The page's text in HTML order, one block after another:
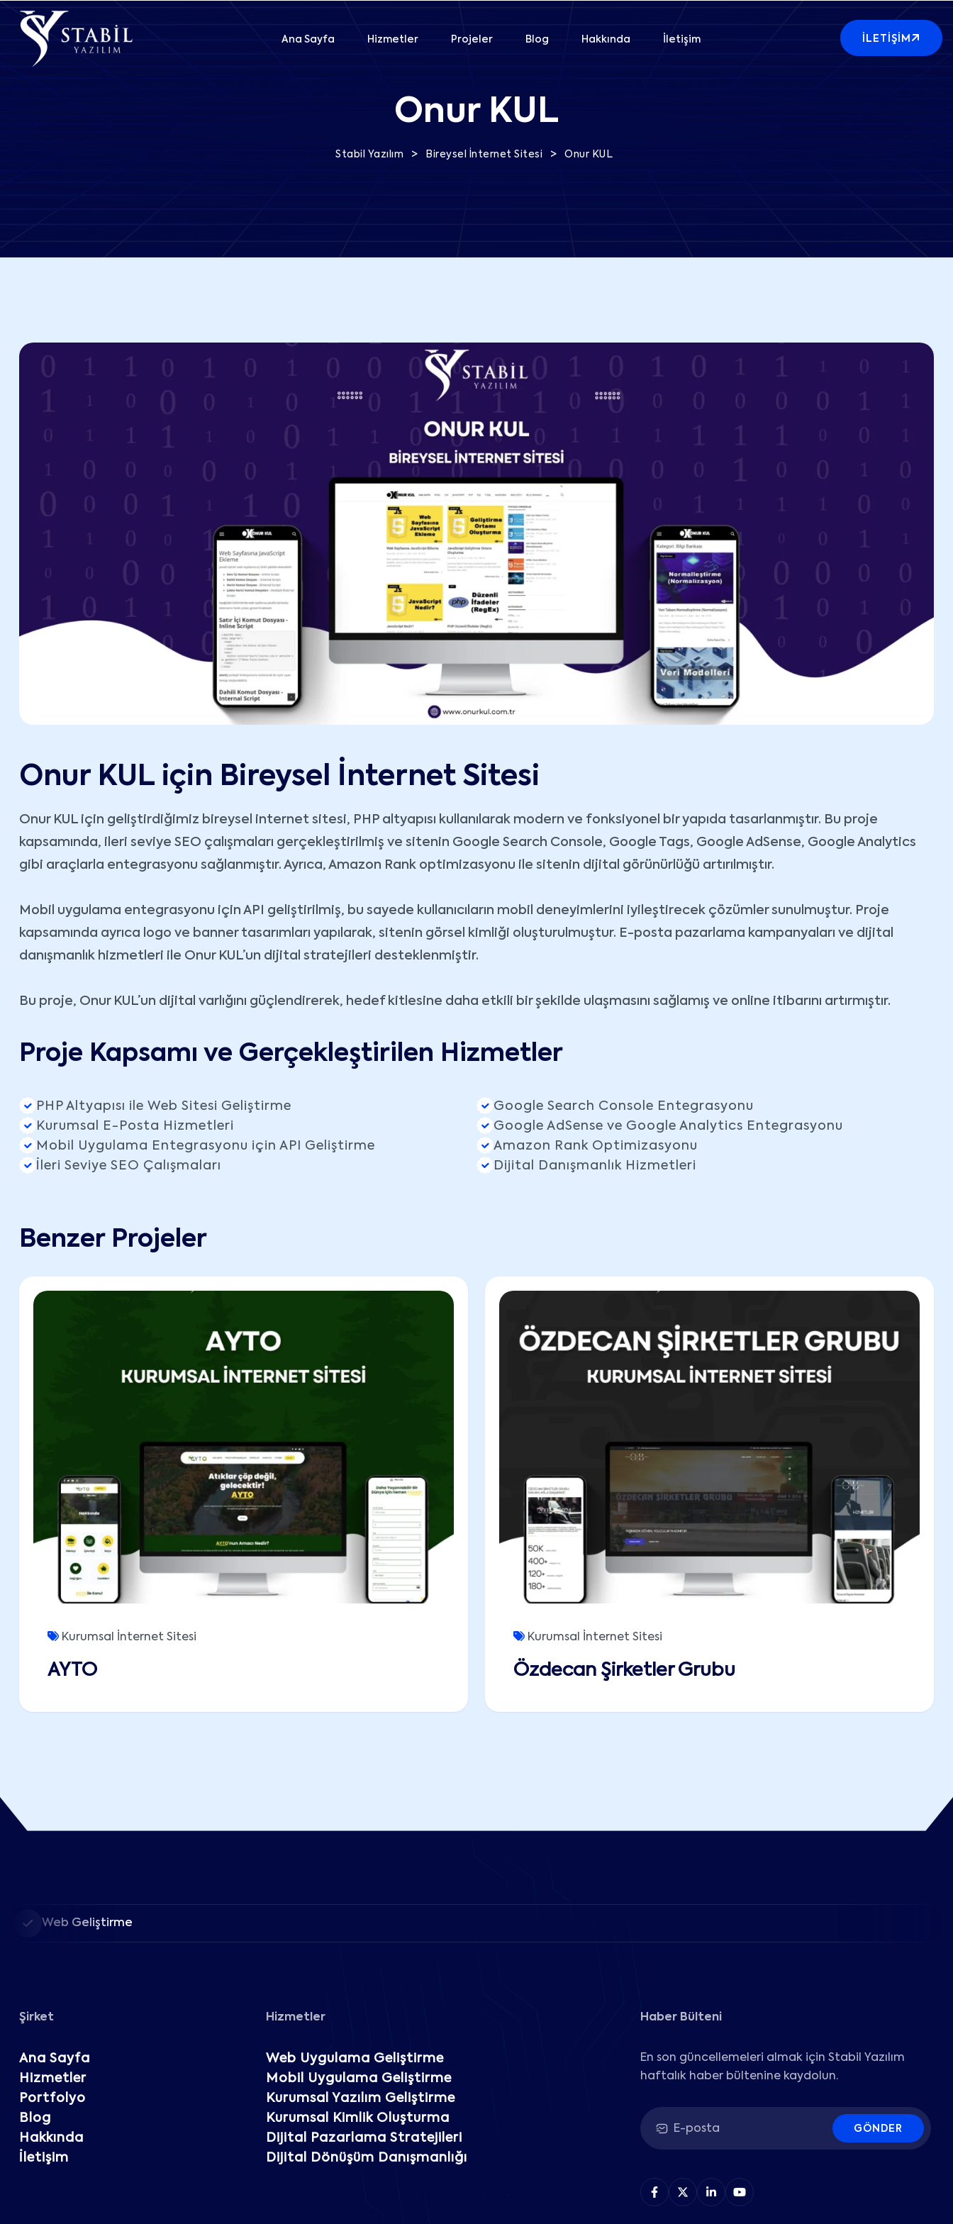
Ana Sayfa Hizmetler Projeler Blog Hakkında İletişim İLETIŞIM
Onur KUL
Stabil Yazılım > Bireysel İnternet Sitesi > Onur KUL
Onur KUL için Bireysel İnternet Sitesi
Onur KUL için geliştirdiğimiz bireysel internet sitesi, PHP altyapısı kullanılarak modern ve fonksiyonel bir yapıda tasarlanmıştır. Bu proje
kapsamında, ileri seviye SEO çalışmaları gerçekleştirilmiş ve sitenin Google Search Console, Google Tags, Google AdSense, Google Analytics
gibi araçlarla entegrasyonu sağlanmıştır. Ayrıca, Amazon Rank optimizasyonu ile sitenin dijital görünürlüğü artırılmıştır.
Mobil uygulama entegrasyonu için API geliştirilmiş, bu sayede kullanıcıların mobil deneyimlerini iyileştirecek çözümler sunulmuştur. Proje
kapsamında ayrıca logo ve banner tasarımları yapılarak, sitenin görsel kimliği oluşturulmuştur. E-posta pazarlama kampanyaları ve dijital
danışmanlık hizmetleri ile Onur KUL’un dijital stratejileri desteklenmiştir.
Bu proje, Onur KUL’un dijital varlığını güçlendirerek, hedef kitlesine daha etkili bir şekilde ulaşmasını sağlamış ve online itibarını artırmıştır.
Proje Kapsamı ve Gerçekleştirilen Hizmetler
PHP Altyapısı ile Web Sitesi Geliştirme
Kurumsal E-Posta Hizmetleri
Mobil Uygulama Entegrasyonu için API Geliştirme
İleri Seviye SEO Çalışmaları
Google Search Console Entegrasyonu
Google AdSense ve Google Analytics Entegrasyonu
Amazon Rank Optimizasyonu
Dijital Danışmanlık Hizmetleri
Benzer Projeler
AYTO
Kurumsal İnternet Sitesi
Özdecan Şirketler Grubu
Kurumsal İnternet Sitesi
Web Geliştirme
Şirket
Ana Sayfa
Hizmetler
Portfolyo
Blog
Hakkında
İletişim
Hizmetler
Web Uygulama Geliştirme
Mobil Uygulama Geliştirme
Kurumsal Yazılım Geliştirme
Kurumsal Kimlik Oluşturma
Dijital Pazarlama Stratejileri
Dijital Dönüşüm Danışmanlığı
Haber Bülteni
En son güncellemeleri almak için Stabil Yazılım
haftalık haber bültenine kaydolun.
GÖNDER